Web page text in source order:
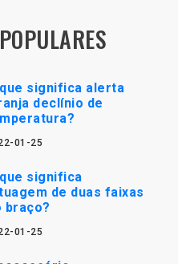
significa alerta
declínio de
01-25
significa
de duas faixas
braço?
01-25